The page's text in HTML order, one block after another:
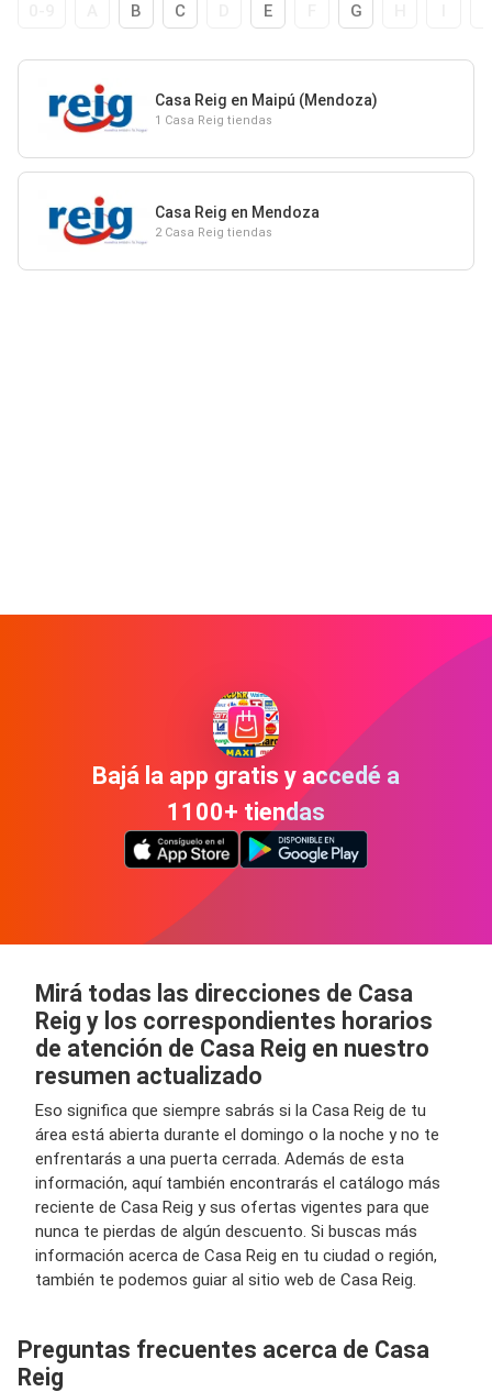
B C E G
Casa Reig en Maipú (Mendoza)
1 Casa Reig tiendas
Casa Reig en Mendoza
2 Casa Reig tiendas
Bajá la app gratis y accedé a
1100+ tiendas
Mirá todas las direcciones de Casa
Reig y los correspondientes horarios
de atención de Casa Reig en nuestro
resumen actualizado
Eso significa que siempre sabrás si la Casa Reig de tu
área está abierta durante el domingo o la noche y no te
enfrentarás a una puerta cerrada. Además de esta
información, aquí también encontrarás el catálogo más
reciente de Casa Reig y sus ofertas vigentes para que
nunca te pierdas de algún descuento. Si buscas más
información acerca de Casa Reig en tu ciudad o región,
también te podemos guiar al sitio web de Casa Reig.
Preguntas frecuentes acerca de Casa
Reig